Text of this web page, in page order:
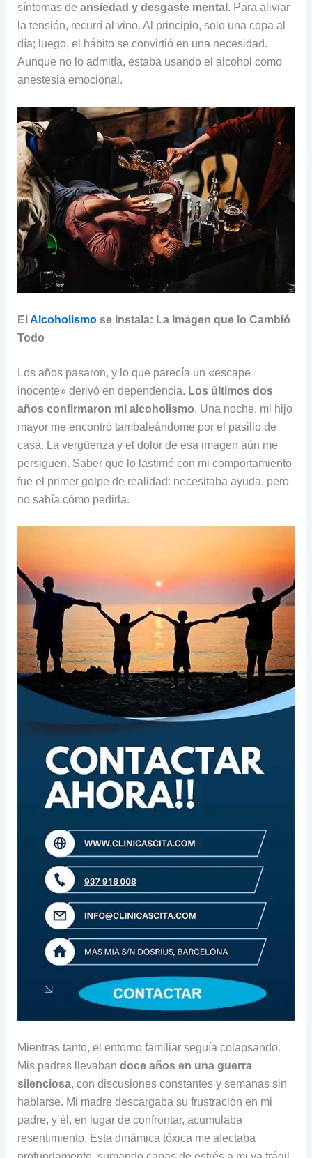
síntomas de ansiedad y desgaste mental . Para aliviar
la tensión, recurrí al vino. Al principio, solo una copa al
día; luego, el hábito se convirtió en una necesidad.
Aunque no lo admitía, estaba usando el alcohol como
anestesia emocional.
El Alcoholismose Instala: La Imagen que lo Cambió
Todo
Los años pasaron, y lo que parecía un «escape
inocente» derivó en dependencia. Los últimos dos
años confirmaron mi alcoholismo. Una noche, mi hijo
mayor me encontró tambaleándome por el pasillo de
casa. La vergüenza y el dolor de esa imagen aún me
persiguen. Saber que lo lastimé con mi comportamiento
fue el primer golpe de realidad: necesitaba ayuda, pero
no sabía cómo pedirla.
Mientras tanto, el entorno familiar seguía colapsando.
Mis padres llevaban doce años en una guerra
silenciosa, con discusiones constantes y semanas sin
hablarse. Mi madre descargaba su frustración en mi
padre, y él, en lugar de confrontar, acumulaba
resentimiento. Esta dinámica tóxica me afectaba